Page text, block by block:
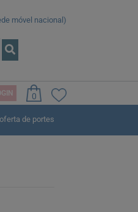
móvel nacional)
0
de portes